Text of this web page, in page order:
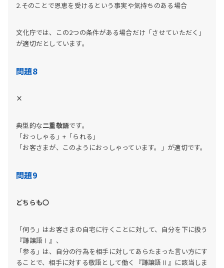
2.そのことで恩恵を受けるという事実や気持ちのある場合
文化庁では、この2つの条件がある場合だけ「させていただく」
が適切だとしています。
問題8
×
典型的な二重敬語です。
「おっしゃる」+「られる」
「お客さまが、このようにおっしゃっています。」が適切です。
問題9
どちらも〇
「伺う」はお客さまの自宅に行くことに対して、自分を下に扱う
『謙譲語Ⅰ』、
「参る」は、自分の行為を相手に対してあらたまった言い方にす
ることで、相手に対する敬語として働く『謙譲語Ⅱ』に該当しま